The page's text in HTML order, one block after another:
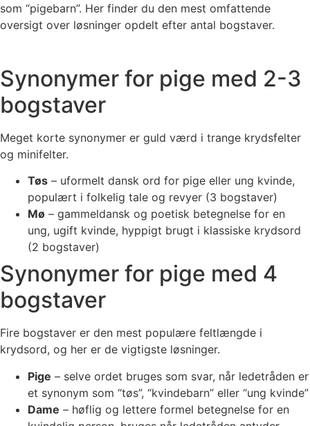
som “pigebarn”. Her finder du den mest omfattende
oversigt over løsninger opdelt efter antal bogstaver.
Synonymer for pige med 2-3
bogstaver
Meget korte synonymer er guld værd i trange krydsfelter
og minifelter.
Tøs – uformelt dansk ord for pige eller ung kvinde,
populært i folkelig tale og revyer (3 bogstaver)
Mø – gammeldansk og poetisk betegnelse for en
ung, ugift kvinde, hyppigt brugt i klassiske krydsord
(2 bogstaver)
Synonymer for pige med 4
bogstaver
Fire bogstaver er den mest populære feltlængde i
krydsord, og her er de vigtigste løsninger.
Pige – selve ordet bruges som svar, når ledetråden er
et synonym som “tøs”, “kvindebarn” eller “ung kvinde”
Dame – høflig og lettere formel betegnelse for en